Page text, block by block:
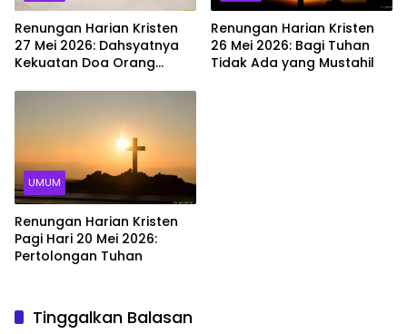
Renungan Harian Kristen
27 Mei 2026: Dahsyatnya
Kekuatan Doa Orang
Renungan Harian Kristen
26 Mei 2026: Bagi Tuhan
Tidak Ada yang Mustahil
UMUM
Renungan Harian Kristen
Pagi Hari 20 Mei 2026:
Pertolongan Tuhan
Tinggalkan Balasan